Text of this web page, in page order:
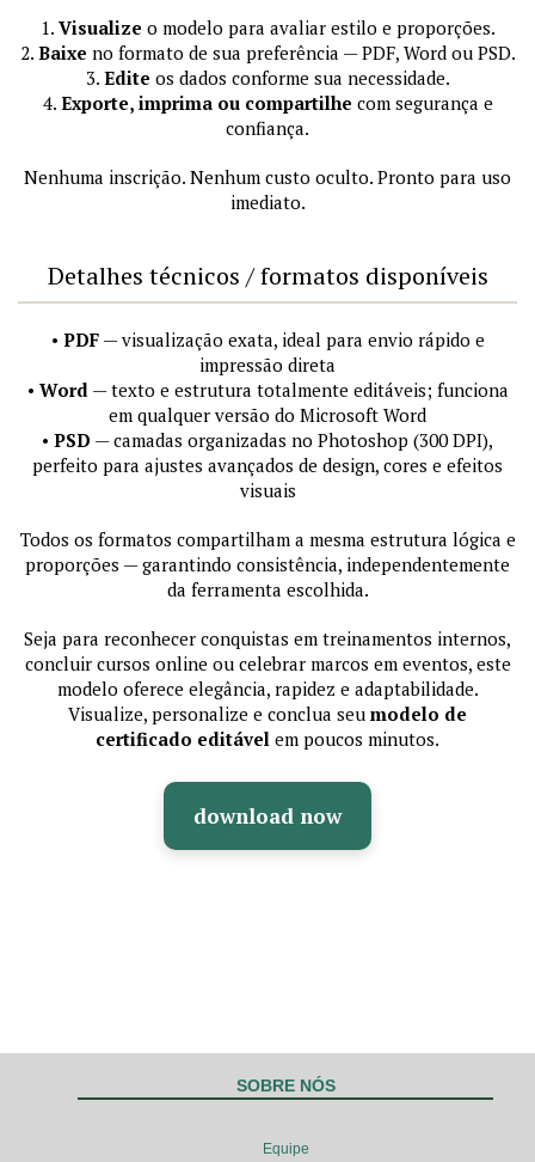
1. Visualize o modelo para avaliar estilo e proporções.
2. Baixe no formato de sua preferência — PDF, Word ou PSD.
3. Edite os dados conforme sua necessidade.
4. Exporte, imprima ou compartilhe com segurança e
confiança.
Nenhuma inscrição. Nenhum custo oculto. Pronto para uso
imediato.
Detalhes técnicos / formatos disponíveis
• PDF— visualização exata, ideal para envio rápido e
impressão direta
• Word— texto e estrutura totalmente editáveis; funciona
em qualquer versão do Microsoft Word
• PSD — camadas organizadas no Photoshop (300 DPI),
perfeito para ajustes avançados de design, cores e efeitos
visuais
Todos os formatos compartilham a mesma estrutura lógica e
proporções — garantindo consistência, independentemente
da ferramenta escolhida.
Seja para reconhecer conquistas em treinamentos internos,
concluir cursos online ou celebrar marcos em eventos, este
modelo oferece elegância, rapidez e adaptabilidade.
Visualize, personalize e conclua seu modelo de
certificado editável em poucos minutos.
download now
SOBRE NÓS
Equipe